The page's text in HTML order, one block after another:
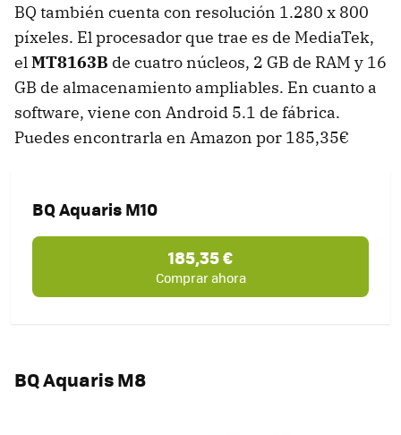
BQ también cuenta con resolución 1.280 x 800
píxeles. El procesador que trae es de MediaTek,
elMT8163B de cuatro núcleos, 2 GB de RAM y 16
GB de almacenamiento ampliables. En cuanto a
software, viene con Android 5.1 de fábrica.
Puedes encontrarla en Amazon por 185,35€
BQ Aquaris M10
185,35 €
Comprar ahora
BQ Aquaris M8